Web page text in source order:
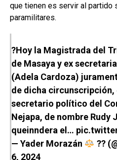
que tienen es servir al partido
paramilitares.
?Hoy la Magistrada del
de Masaya y ex
(Adela Cardoza)
de dicha circunscripción,
secretario político del
Nejapa, de nombre Rudy
queinndera el…
— Yader Morazán
??
6, 2024